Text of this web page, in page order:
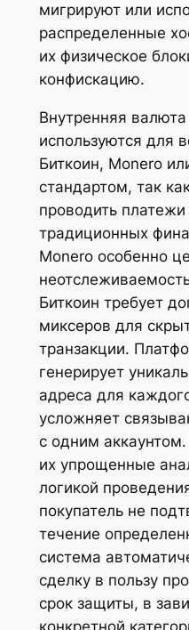
мигрируют или
распределенные
их физическое
конфискацию.
Внутренняя
используются для
Биткоин, Monero
стандартом, так
проводить платежи
традиционных
Monero особенно
Биткоин требует
миксеров для
транзакции.
генерирует
адреса для
усложняет
с одним
их упрощенные
логикой
покупатель не
течение
система
сделку в пользу
срок защиты, в